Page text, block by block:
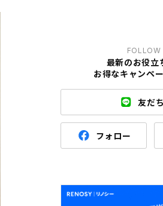
FOLLOW
最新のお役立
お得なキャンペ
友だ
フォロー